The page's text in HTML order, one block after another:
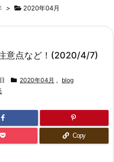
> 2020年04月
意点など！(2020/4/7)
2020年04月 , blog
Copy